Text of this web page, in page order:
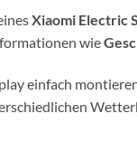
Xiaomi Electric
wie
einfach